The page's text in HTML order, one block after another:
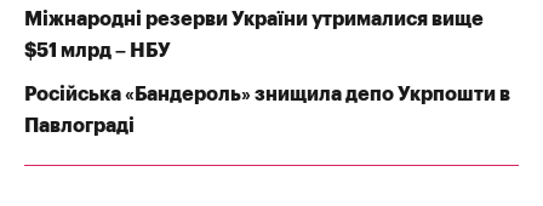
Міжнародні резерви України утрималися вище
$51 млрд – НБУ
Російська «Бандероль» знищила депо Укрпошти в
Павлограді